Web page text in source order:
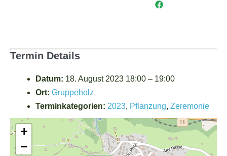
Termin Details
Datum: 18. August 2023 18:00 – 19:00
Ort: Gruppeholz
Terminkategorien: 2023, Pflanzung, Zeremonie
+
−